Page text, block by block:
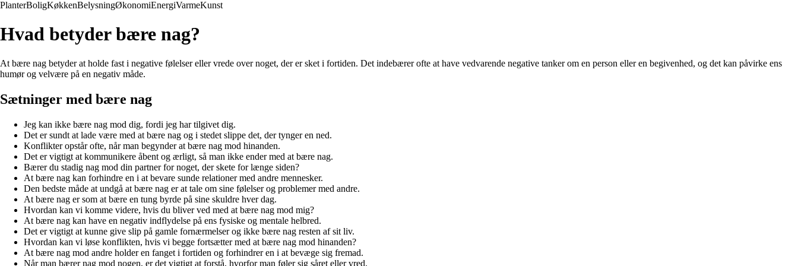
PlanterBoligKøkkenBelysningØkonomiEnergiVarmeKunst
Hvad betyder bære nag?
At bære nag betyder at holde fast i negative følelser eller vrede over noget, der er sket i fortiden. Det indebærer ofte at have vedvarende negative tanker om en person eller en begivenhed, og det kan påvirke ens
humør og velvære på en negativ måde.
Sætninger med bære nag
Jeg kan ikke bære nag mod dig, fordi jeg har tilgivet dig.
Det er sundt at lade være med at bære nag og i stedet slippe det, der tynger en ned.
Konflikter opstår ofte, når man begynder at bære nag mod hinanden.
Det er vigtigt at kommunikere åbent og ærligt, så man ikke ender med at bære nag.
Bærer du stadig nag mod din partner for noget, der skete for længe siden?
At bære nag kan forhindre en i at bevare sunde relationer med andre mennesker.
Den bedste måde at undgå at bære nag er at tale om sine følelser og problemer med andre.
At bære nag er som at bære en tung byrde på sine skuldre hver dag.
Hvordan kan vi komme videre, hvis du bliver ved med at bære nag mod mig?
At bære nag kan have en negativ indflydelse på ens fysiske og mentale helbred.
Det er vigtigt at kunne give slip på gamle fornærmelser og ikke bære nag resten af sit liv.
Hvordan kan vi løse konflikten, hvis vi begge fortsætter med at bære nag mod hinanden?
At bære nag mod andre holder en fanget i fortiden og forhindrer en i at bevæge sig fremad.
Når man bærer nag mod nogen, er det vigtigt at forstå, hvorfor man føler sig såret eller vred.